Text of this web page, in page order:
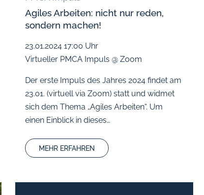
Agiles Arbeiten: nicht nur reden,
sondern machen!
23.01.2024 17:00 Uhr
Virtueller PMCA Impuls @ Zoom
Der erste Impuls des Jahres 2024 findet am
23.01. (virtuell via Zoom) statt und widmet
sich dem Thema „Agiles Arbeiten“. Um
einen Einblick in dieses…
MEHR ERFAHREN